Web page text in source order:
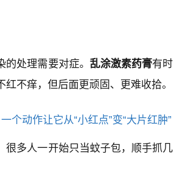
的处理需要对症。 乱涂激素药膏有时
红不痒，但后面更顽固、更难收拾。
个动作让它从“小红点”变“大片红肿”
很多人一开始只当蚊子包，顺手抓几